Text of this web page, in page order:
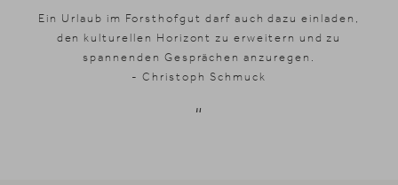
Ein Urlaub im Forsthofgut darf auch dazu einladen,
den kulturellen Horizont zu erweitern und zu
spannenden Gesprächen anzuregen.
- Christoph Schmuck